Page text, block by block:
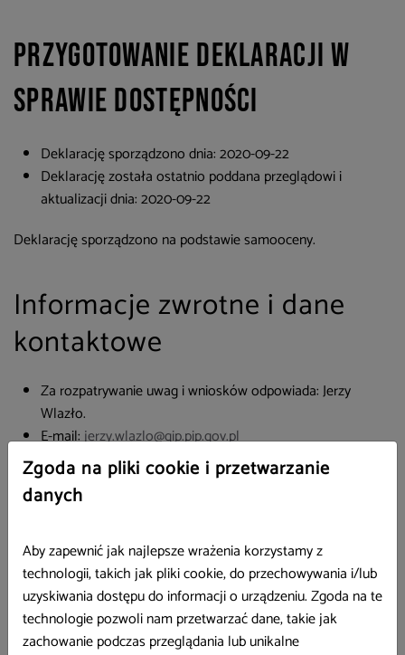
Przygotowanie deklaracji w
sprawie dostępności
Deklarację sporządzono dnia:2020-09-22
Deklarację została ostatnio poddana przeglądowi i
aktualizacji dnia:2020-09-22
Deklarację sporządzono na podstawie samooceny.
Informacje zwrotne i dane
kontaktowe
Za rozpatrywanie uwag i wniosków odpowiada:Jerzy
Wlazło.
E-mail:jerzy.wlazlo@gip.pip.gov.pl
Telefon:22 391 83 22
Każdy ma prawo:
zgłosić uwagi dotyczące dostępności cyfrowej strony lub
jej elementu,
zgłosić żądanie zapewnienia dostępności cyfrowej strony
lub jej elementu,
wnioskować o udostępnienie niedostępnej informacji w
Zgoda na pliki cookie i przetwarzanie
danych
Aby zapewnić jak najlepsze wrażenia korzystamy z
technologii, takich jak pliki cookie, do przechowywania i/lub
uzyskiwania dostępu do informacji o urządzeniu. Zgoda na te
technologie pozwoli nam przetwarzać dane, takie jak
zachowanie podczas przeglądania lub unikalne